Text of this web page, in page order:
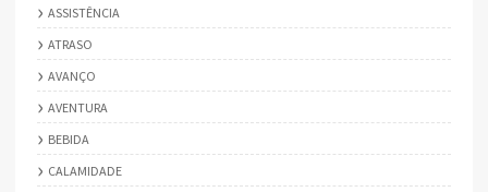
ASSISTÊNCIA
ATRASO
AVANÇO
AVENTURA
BEBIDA
CALAMIDADE